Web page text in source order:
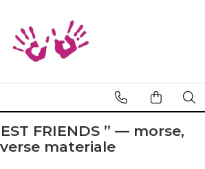
FRIENDS ” — morse,
materiale